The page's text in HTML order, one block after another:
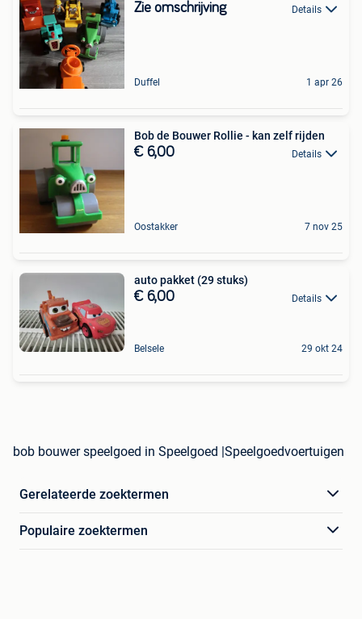
Zie omschrijving Details
Duffel 1 apr 26
Bob de Bouwer Rollie - kan zelf rijden
€ 6,00 Details
Oostakker 7 nov 25
auto pakket (29 stuks)
€ 6,00 Details
Belsele 29 okt 24
bob bouwer speelgoed in Speelgoed |Speelgoedvoertuigen
Gerelateerde zoektermen
Populaire zoektermen